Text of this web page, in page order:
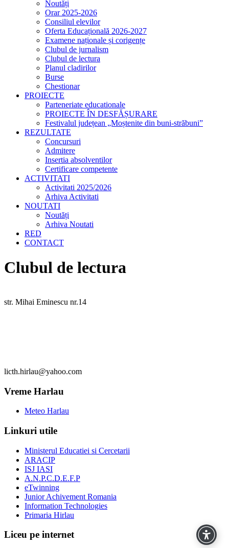
Noutăți
Orar 2025-2026
Consiliul elevilor
Oferta Educațională 2026-2027
Examene naționale și corigențe
Clubul de jurnalism
Clubul de lectura
Planul cladirilor
Burse
Chestionar
PROIECTE
Parteneriate educationale
PROIECTE ÎN DESFĂȘURARE
Festivalul județean „Moștenite din buni-străbuni”
REZULTATE
Concursuri
Admitere
Insertia absolventilor
Certificare competente
ACTIVITATI
Activitati 2025/2026
Arhiva Activitati
NOUTATI
Noutăți
Arhiva Noutati
RED
CONTACT
Clubul de lectura
str. Mihai Eminescu nr.14
licth.hirlau@yahoo.com
Vreme Harlau
Meteo Harlau
Linkuri utile
Ministerul Educatiei si Cercetarii
ARACIP
ISJ IASI
A.N.P.C.D.E.F.P
eTwinning
Junior Achivement Romania
Information Technologies
Primaria Hirlau
Liceu pe internet